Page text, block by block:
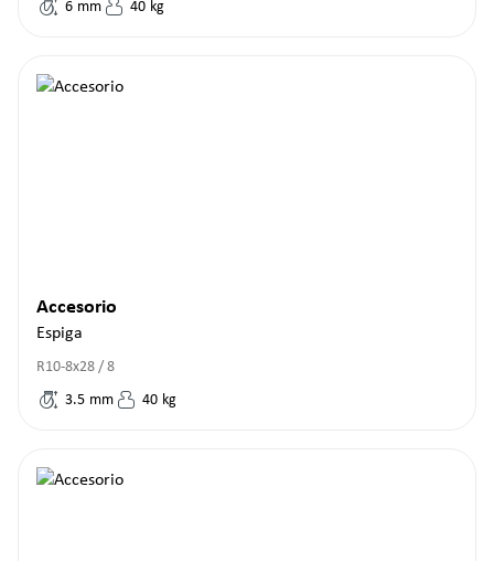
6 mm 40 kg
Accesorio
Espiga
R10-8x28 / 8
3.5 mm 40 kg